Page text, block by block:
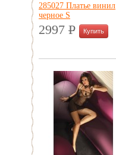
285027 Платье винил
черное S
2997 P
УБ.